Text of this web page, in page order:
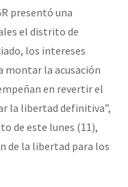
presentó una
el distrito de
los intereses
montar la acusación
en revertir el
la libertad definitiva”,
de este lunes (11),
de la libertad para los